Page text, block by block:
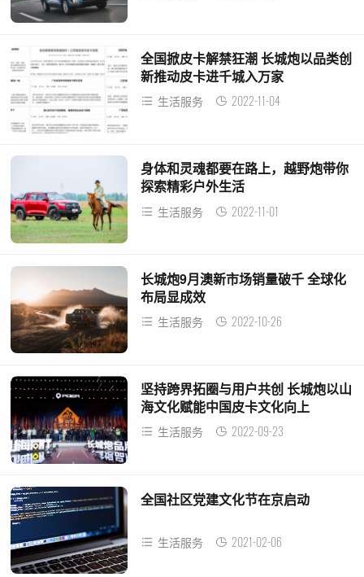
全国掀皮卡解禁狂潮 长城炮以品类创
新推动皮卡进千城入万家
生活服务 2022-11-04
身体和灵魂都要在路上，越野炮带你
探索精彩户外生活
生活服务 2022-11-01
长城炮9月澳新市场销量破千 全球化
布局显成效
生活服务 2022-10-26
坚持跨界拓圈与用户共创 长城炮以山
海文化赋能中国皮卡文化向上
生活服务 2022-09-23
全国社区党建文化节在京启动
生活服务 2021-02-06